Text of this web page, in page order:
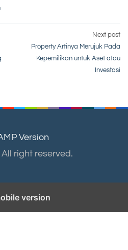
Next post
Property Artinya Merujuk Pada
Kepemilikan untuk Aset atau
Investasi
Version
right reserved.
version